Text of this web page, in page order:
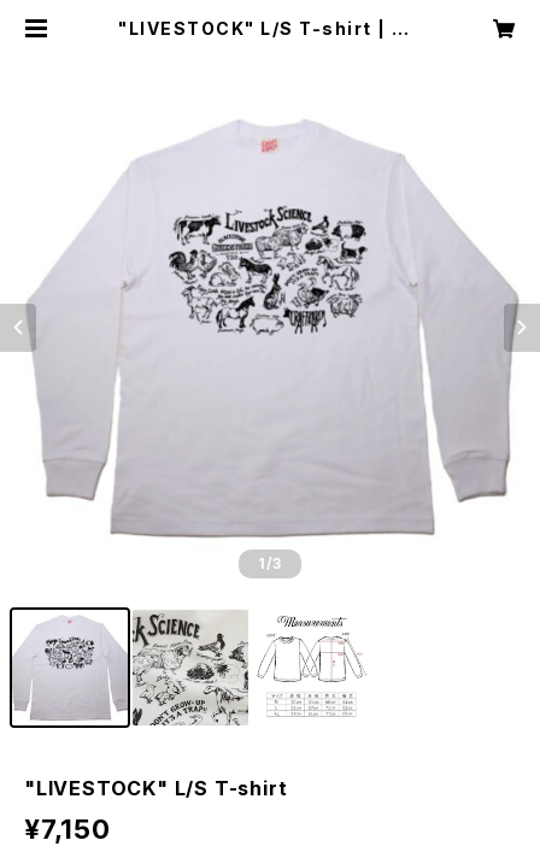
"LIVESTOCK" L/S T-shirt | CR
1 /3
"LIVESTOCK" L/S T-shirt
¥7,150